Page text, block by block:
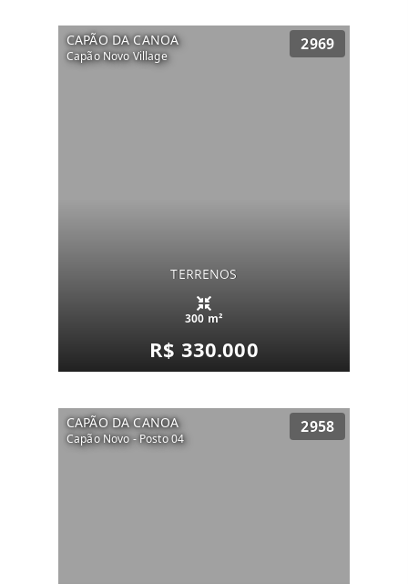
CAPÃO DA CANOA
Capão Novo Village
2969
TERRENOS
300 m²
R$ 330.000
CAPÃO DA CANOA
Capão Novo - Posto 04
2958